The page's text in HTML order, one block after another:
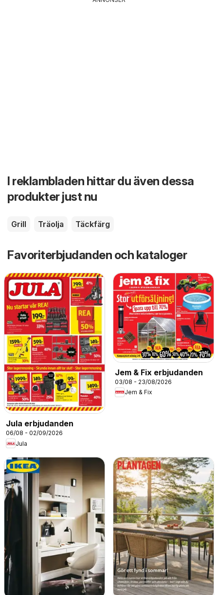
I reklambladen hittar du även dessa
produkter just nu
Grill Träolja Täckfärg
Favoriterbjudanden och kataloger
Jula erbjudanden
06/08 - 02/09/2026
Jula
Jem & Fix erbjudanden
03/08 - 23/08/2026
Jem & Fix